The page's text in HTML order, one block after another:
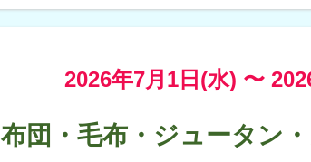
2026年7月1日(水) 〜
布団・毛布・ジュータン